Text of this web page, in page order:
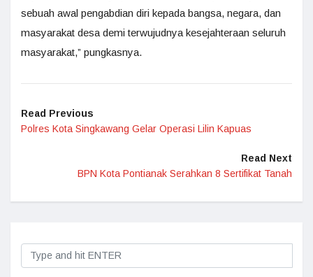
sebuah awal pengabdian diri kepada bangsa, negara, dan
masyarakat desa demi terwujudnya kesejahteraan seluruh
masyarakat,” pungkasnya.
Read Previous
Polres Kota Singkawang Gelar Operasi Lilin Kapuas
Read Next
BPN Kota Pontianak Serahkan 8 Sertifikat Tanah